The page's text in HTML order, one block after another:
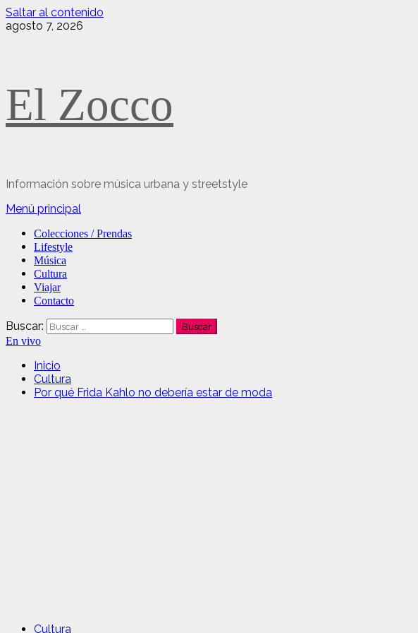
Saltar al contenido
agosto 7, 2026
El Zocco
Información sobre música urbana y streetstyle
Menú principal
Colecciones / Prendas
Lifestyle
Música
Cultura
Viajar
Contacto
Buscar:
En vivo
Inicio
Cultura
Por qué Frida Kahlo no debería estar de moda
Cultura